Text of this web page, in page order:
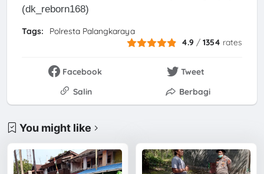
(dk_reborn168)
Tags:
Polresta Palangkaraya
4.9 /1354 rates
Facebook
Tweet
Salin
Berbagi
You might like